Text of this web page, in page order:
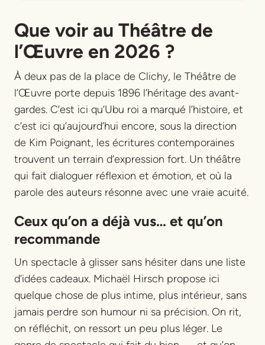
Title
Que voir au Théâtre de
l’Œuvre en 2026 ?
À deux pas de la place de Clichy, le Théâtre de
l’Œuvre porte depuis 1896 l’héritage des avant-
gardes. C’est ici qu’Ubu roi a marqué l’histoire, et
c’est ici qu’aujourd’hui encore, sous la direction
de Kim Poignant, les écritures contemporaines
trouvent un terrain d’expression fort. Un théâtre
qui fait dialoguer réflexion et émotion, et où la
parole des auteurs résonne avec une vraie acuité.
Ceux qu’on a déjà vus… et qu’on
recommande
Un spectacle à glisser sans hésiter dans une liste
d’idées cadeaux. Michaël Hirsch propose ici
quelque chose de plus intime, plus intérieur, sans
jamais perdre son humour ni sa précision. On rit,
on réfléchit, on ressort un peu plus léger. Le